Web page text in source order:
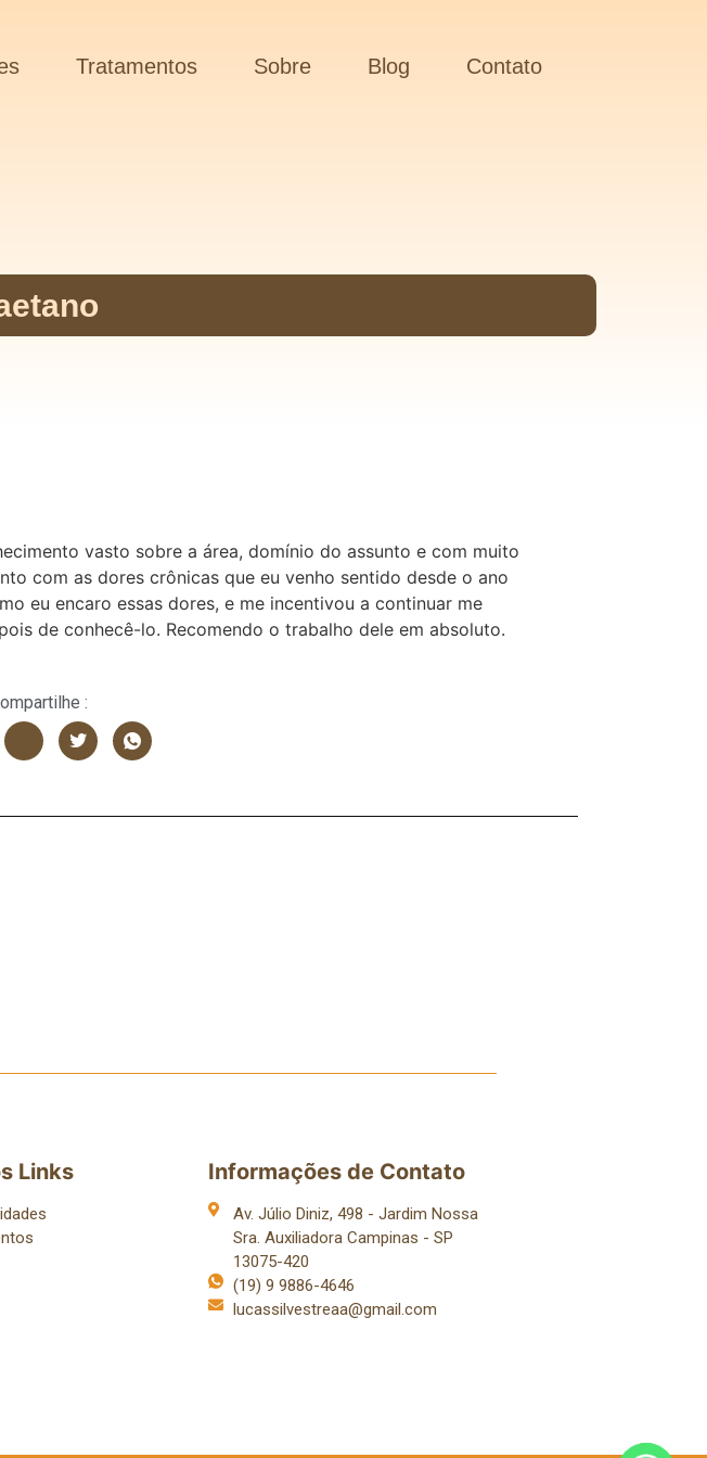
Tratamentos Sobre Blog Contato
vasto sobre a área, domínio do assunto e com muito
com as dores crônicas que eu venho sentido desde o ano
eu encaro essas dores, e me incentivou a continuar me
de conhecê-lo. Recomendo o trabalho dele em absoluto.
:
Links Informações de Contato
Av. Júlio Diniz, 498 - Jardim Nossa
Sra. Auxiliadora Campinas - SP
13075-420
(19) 9 9886-4646
lucassilvestreaa@gmail.com